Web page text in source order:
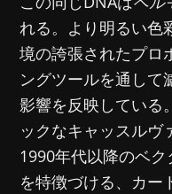
れる。より明るい色
境の誇張されたプロ
ングツールを通して
影響を反映している
ックなキャッスルヴ
1990年代以降のベ
を特徴づける、カー